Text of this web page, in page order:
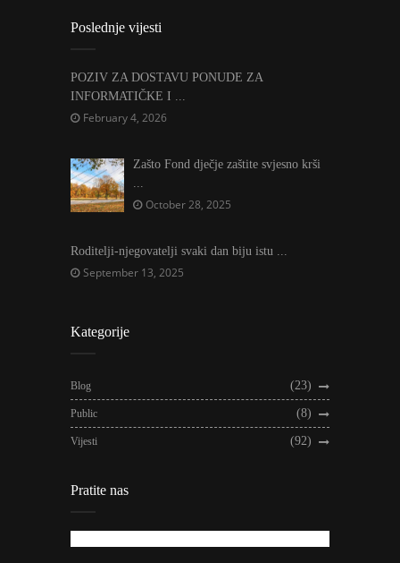
Poslednje vijesti
POZIV ZA DOSTAVU PONUDE ZA
INFORMATIČKE I ...
February 4, 2026
Zašto Fond dječje zaštite svjesno krši
...
October 28, 2025
Roditelji-njegovatelji svaki dan biju istu ...
September 13, 2025
Kategorije
Blog (23)
Public (8)
Vijesti (92)
Pratite nas